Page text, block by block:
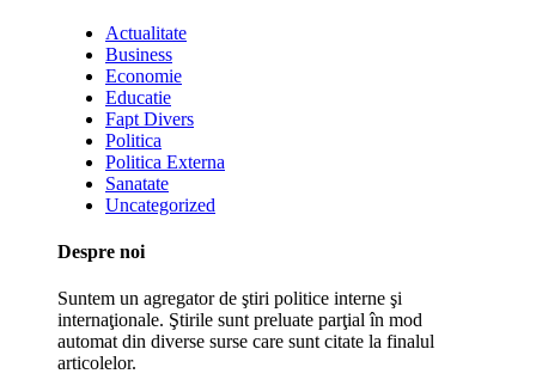
Actualitate
Business
Economie
Educatie
Fapt Divers
Politica
Politica Externa
Sanatate
Uncategorized
Despre noi
Suntem un agregator de ştiri politice interne şi
internaţionale. Ştirile sunt preluate parţial în mod
automat din diverse surse care sunt citate la finalul
articolelor.